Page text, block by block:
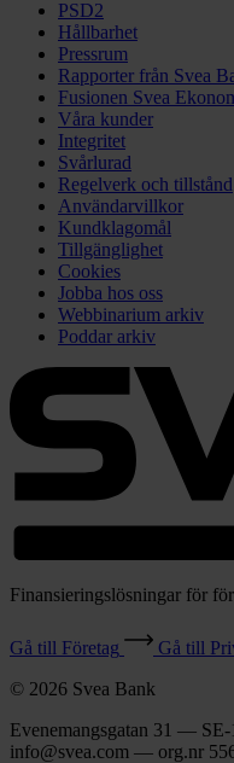
PSD2
Hållbarhet
Pressrum
Rapporter från Svea
Fusionen Svea
Våra kunder
Integritet
Svårlurad
Regelverk och tillstånd
Användarvillkor
Kundklagomål
Tillgänglighet
Cookies
Jobba hos oss
Webbinarium arkiv
Poddar arkiv
Finansieringslösningar för
Gå till Företag
Gå till
© 2026 Svea Bank
Evenemangsgatan 31 —
info@svea.com — org.nr